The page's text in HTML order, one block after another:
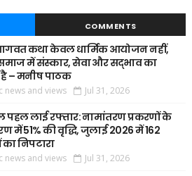
COMMENTS
कथा केवल धार्मिक आयोजन नहीं,
में संस्कार, सेवा और सद्भाव का
है – मनीष पाठक
news and views Jul 31, 2026
पहल लाई रफ्तार: नामांतरण प्रकरणों के
में 51% की वृद्धि, जुलाई 2026 में 162
का निपटारा
news and views Jul 31, 2026